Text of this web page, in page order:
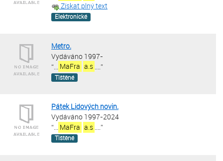
Získat plný text
Elektronické
Metro.
Vydáváno 1997-
“
MaFra a.s ....”
Tištěné
Pátek Lidových novin.
Vydáváno 1997-2024
“... MaFra a.s ....”
Tištěné